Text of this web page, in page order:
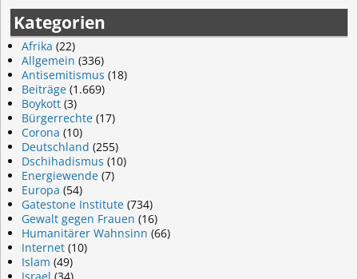
Kategorien
Afrika (22)
Allgemein (336)
Antisemitismus (18)
Beiträge (1.669)
Boykott (3)
Bürgerrechte (17)
Corona (10)
Deutschland (255)
Dschihadismus (10)
Energiewende (7)
Europa (54)
Gatestone Institute (734)
Gewalt gegen Frauen (16)
Humanitärer Wahnsinn (66)
Internet (10)
Islam (49)